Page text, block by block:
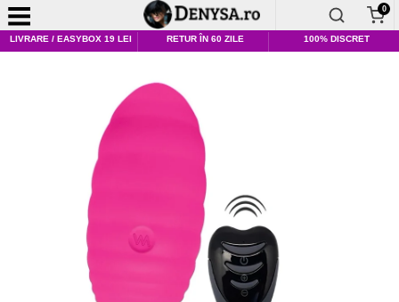
0
LIVRARE / EASYBOX 19 LEI RETUR ÎN 60 ZILE 100% DISCRET